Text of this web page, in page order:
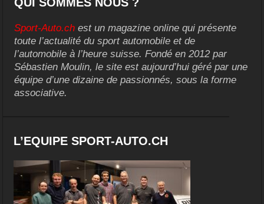
Sport-Auto.ch est un magazine online qui présente
toute l’actualité du sport automobile et de
l’automobile à l’heure suisse. Fondé en 2012 par
Sébastien Moulin, le site est aujourd’hui géré par une
équipe d’une dizaine de passionnés, sous la forme
associative.
L’EQUIPE SPORT-AUTO.CH